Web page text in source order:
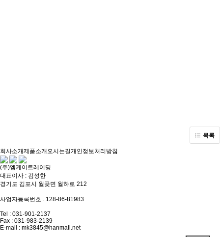
목록
회사소개제품소개 오시는길개인정보처리방침
(주)엠케이트레이딩
대표이사 : 김성한
경기도 김포시 월곶면 월하로 212
사업자등록번호 : 128-86-81983
Tel : 031-901-2137
Fax : 031-983-2139
E-mail : mk3845@hanmail.net